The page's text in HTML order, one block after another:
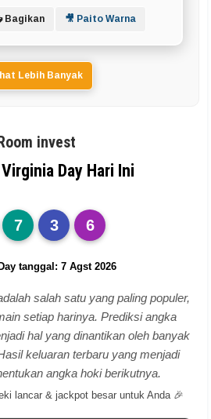
Bagikan 🎥 Paito Warna
Lebih Banyak
invest
Day Hari Ini
7 3 6
tanggal: 7 Agst 2026
salah satu yang paling populer,
setiap harinya. Prediksi angka
hal yang dinantikan oleh banyak
keluaran terbaru yang menjadi
angka hoki berikutnya.
lancar & jackpot besar untuk Anda 🎉